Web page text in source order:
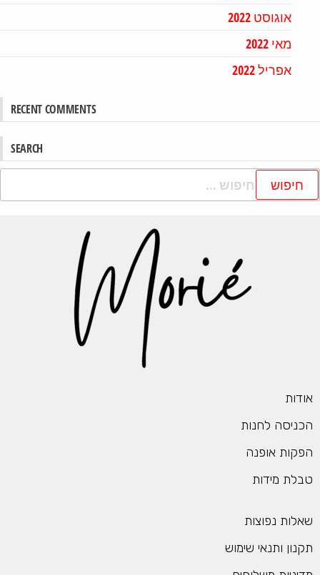
אוגוסט 2022
מאי 2022
אפריל 2022
RECENT COMMENTS
SEARCH
לחנות
אופנה
מידות
נפוצות
ותנאי שימוש